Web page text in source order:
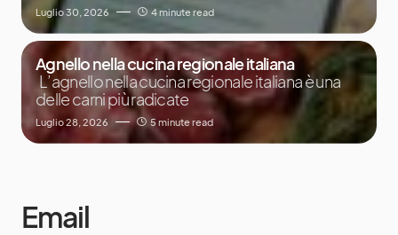
Luglio 30, 2026 4 minute read
Agnello nella cucina regionale italiana
L’agnello nella cucina regionale italiana è una
delle carni più radicate
Luglio 28, 2026 5 minute read
Email